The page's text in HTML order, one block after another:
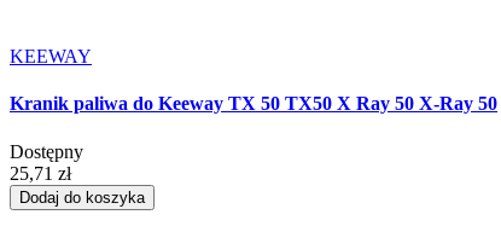
KEEWAY
Kranik paliwa do Keeway TX 50 TX50 X Ray 50 X-Ray 50
Dostępny
25,71 zł
Dodaj do koszyka